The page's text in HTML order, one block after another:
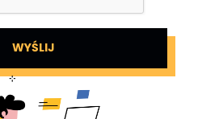
WYŚLIJ